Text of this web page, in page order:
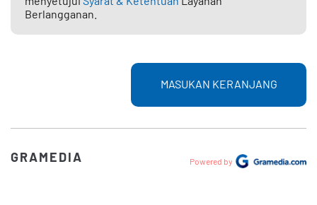
Berlangganan.
MASUKAN KERANJANG
GRAMEDIA Powered by